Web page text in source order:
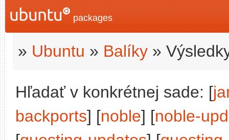
packages
» Ubuntu » Balíky »
Hľadať v konkrétnej sade: [
backports] [noble] [noble-